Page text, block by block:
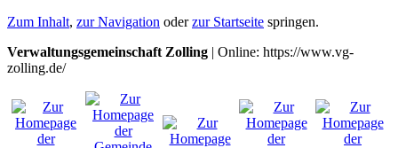
Zum Inhalt, zur Navigation oderzur Startseite springen.
Verwaltungsgemeinschaft Zolling | Online: https://www.vg-
zolling.de/